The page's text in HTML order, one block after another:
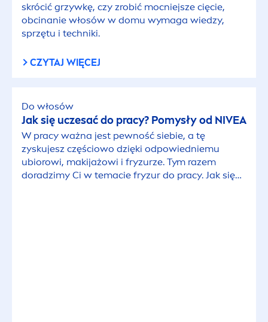
skrócić grzywkę, czy zrobić mocniejsze cięcie,
obcinanie włosów w domu wymaga wiedzy,
sprzętu i techniki.
CZYTAJ WIĘCEJ
Do włosów
Jak się uczesać do pracy? Pomysły od NIVEA
W pracy ważna jest pewność siebie, a tę
zyskujesz częściowo dzięki odpowiedniemu
ubiorowi, makijażowi i fryzurze. Tym razem
doradzimy Ci w temacie fryzur do pracy. Jak się